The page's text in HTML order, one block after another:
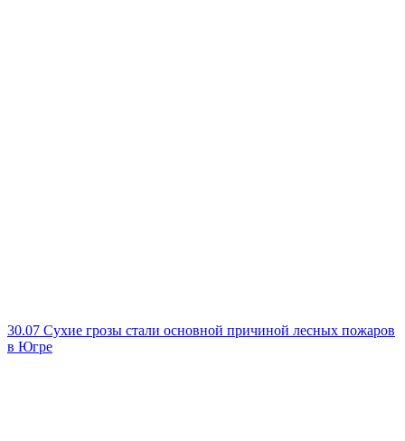
30.07 Сухие грозы стали основной причиной лесных пожаров
в Югре